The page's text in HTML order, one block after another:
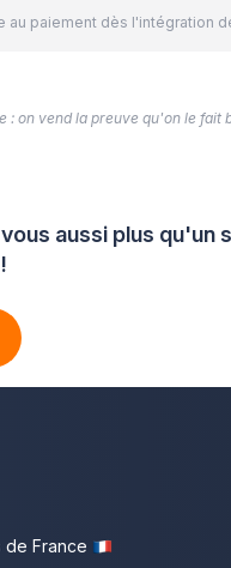
au paiement dès l'intégration
aussi plus qu'un
: on vend la preuve qu'on le fait
de France